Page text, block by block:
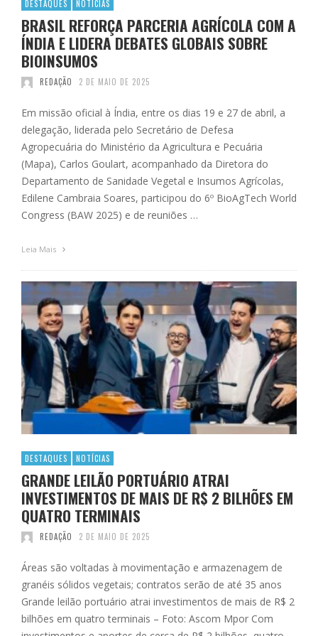
DESTAQUES NOTÍCIAS
BRASIL REFORÇA PARCERIA AGRÍCOLA COM A
ÍNDIA E LIDERA DEBATES GLOBAIS SOBRE
BIOINSUMOS
REDAÇÃO 2 DE MAIO DE 2025
Em missão oficial à Índia, entre os dias 19 e 27 de abril, a
delegação, liderada pelo Secretário de Defesa
Agropecuária do Ministério da Agricultura e Pecuária
(Mapa), Carlos Goulart, acompanhado da Diretora do
Departamento de Sanidade Vegetal e Insumos Agrícolas,
Edilene Cambraia Soares, participou do 6º BioAgTech World
Congress (BAW 2025) e de reuniões …
Leia Mais
DESTAQUES NOTÍCIAS
GRANDE LEILÃO PORTUÁRIO ATRAI
INVESTIMENTOS DE MAIS DE R$ 2 BILHÕES EM
QUATRO TERMINAIS
REDAÇÃO 2 DE MAIO DE 2025
Áreas são voltadas à movimentação e armazenagem de
granéis sólidos vegetais; contratos serão de até 35 anos
Grande leilão portuário atrai investimentos de mais de R$ 2
bilhões em quatro terminais – Foto: Ascom Mpor Com